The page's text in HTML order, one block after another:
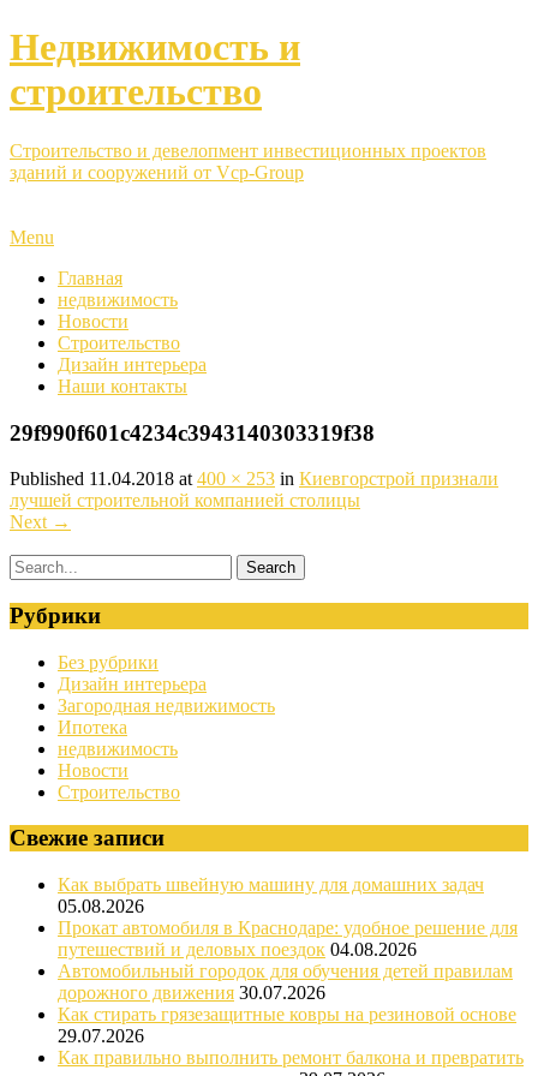
Недвижимость и
строительство
Строительство и девелопмент инвестиционных проектов
зданий и сооружений от Vcp-Group
Menu
Главная
недвижимость
Новости
Строительство
Дизайн интерьера
Наши контакты
29f990f601c4234c3943140303319f38
Published 11.04.2018 at 400 × 253 in Киевгорстрой признали
лучшей строительной компанией столицы
Next →
Рубрики
Без рубрики
Дизайн интерьера
Загородная недвижимость
Ипотека
недвижимость
Новости
Строительство
Свежие записи
Как выбрать швейную машину для домашних задач
05.08.2026
Прокат автомобиля в Краснодаре: удобное решение для
путешествий и деловых поездок 04.08.2026
Автомобильный городок для обучения детей правилам
дорожного движения 30.07.2026
Как стирать грязезащитные ковры на резиновой основе
29.07.2026
Как правильно выполнить ремонт балкона и превратить